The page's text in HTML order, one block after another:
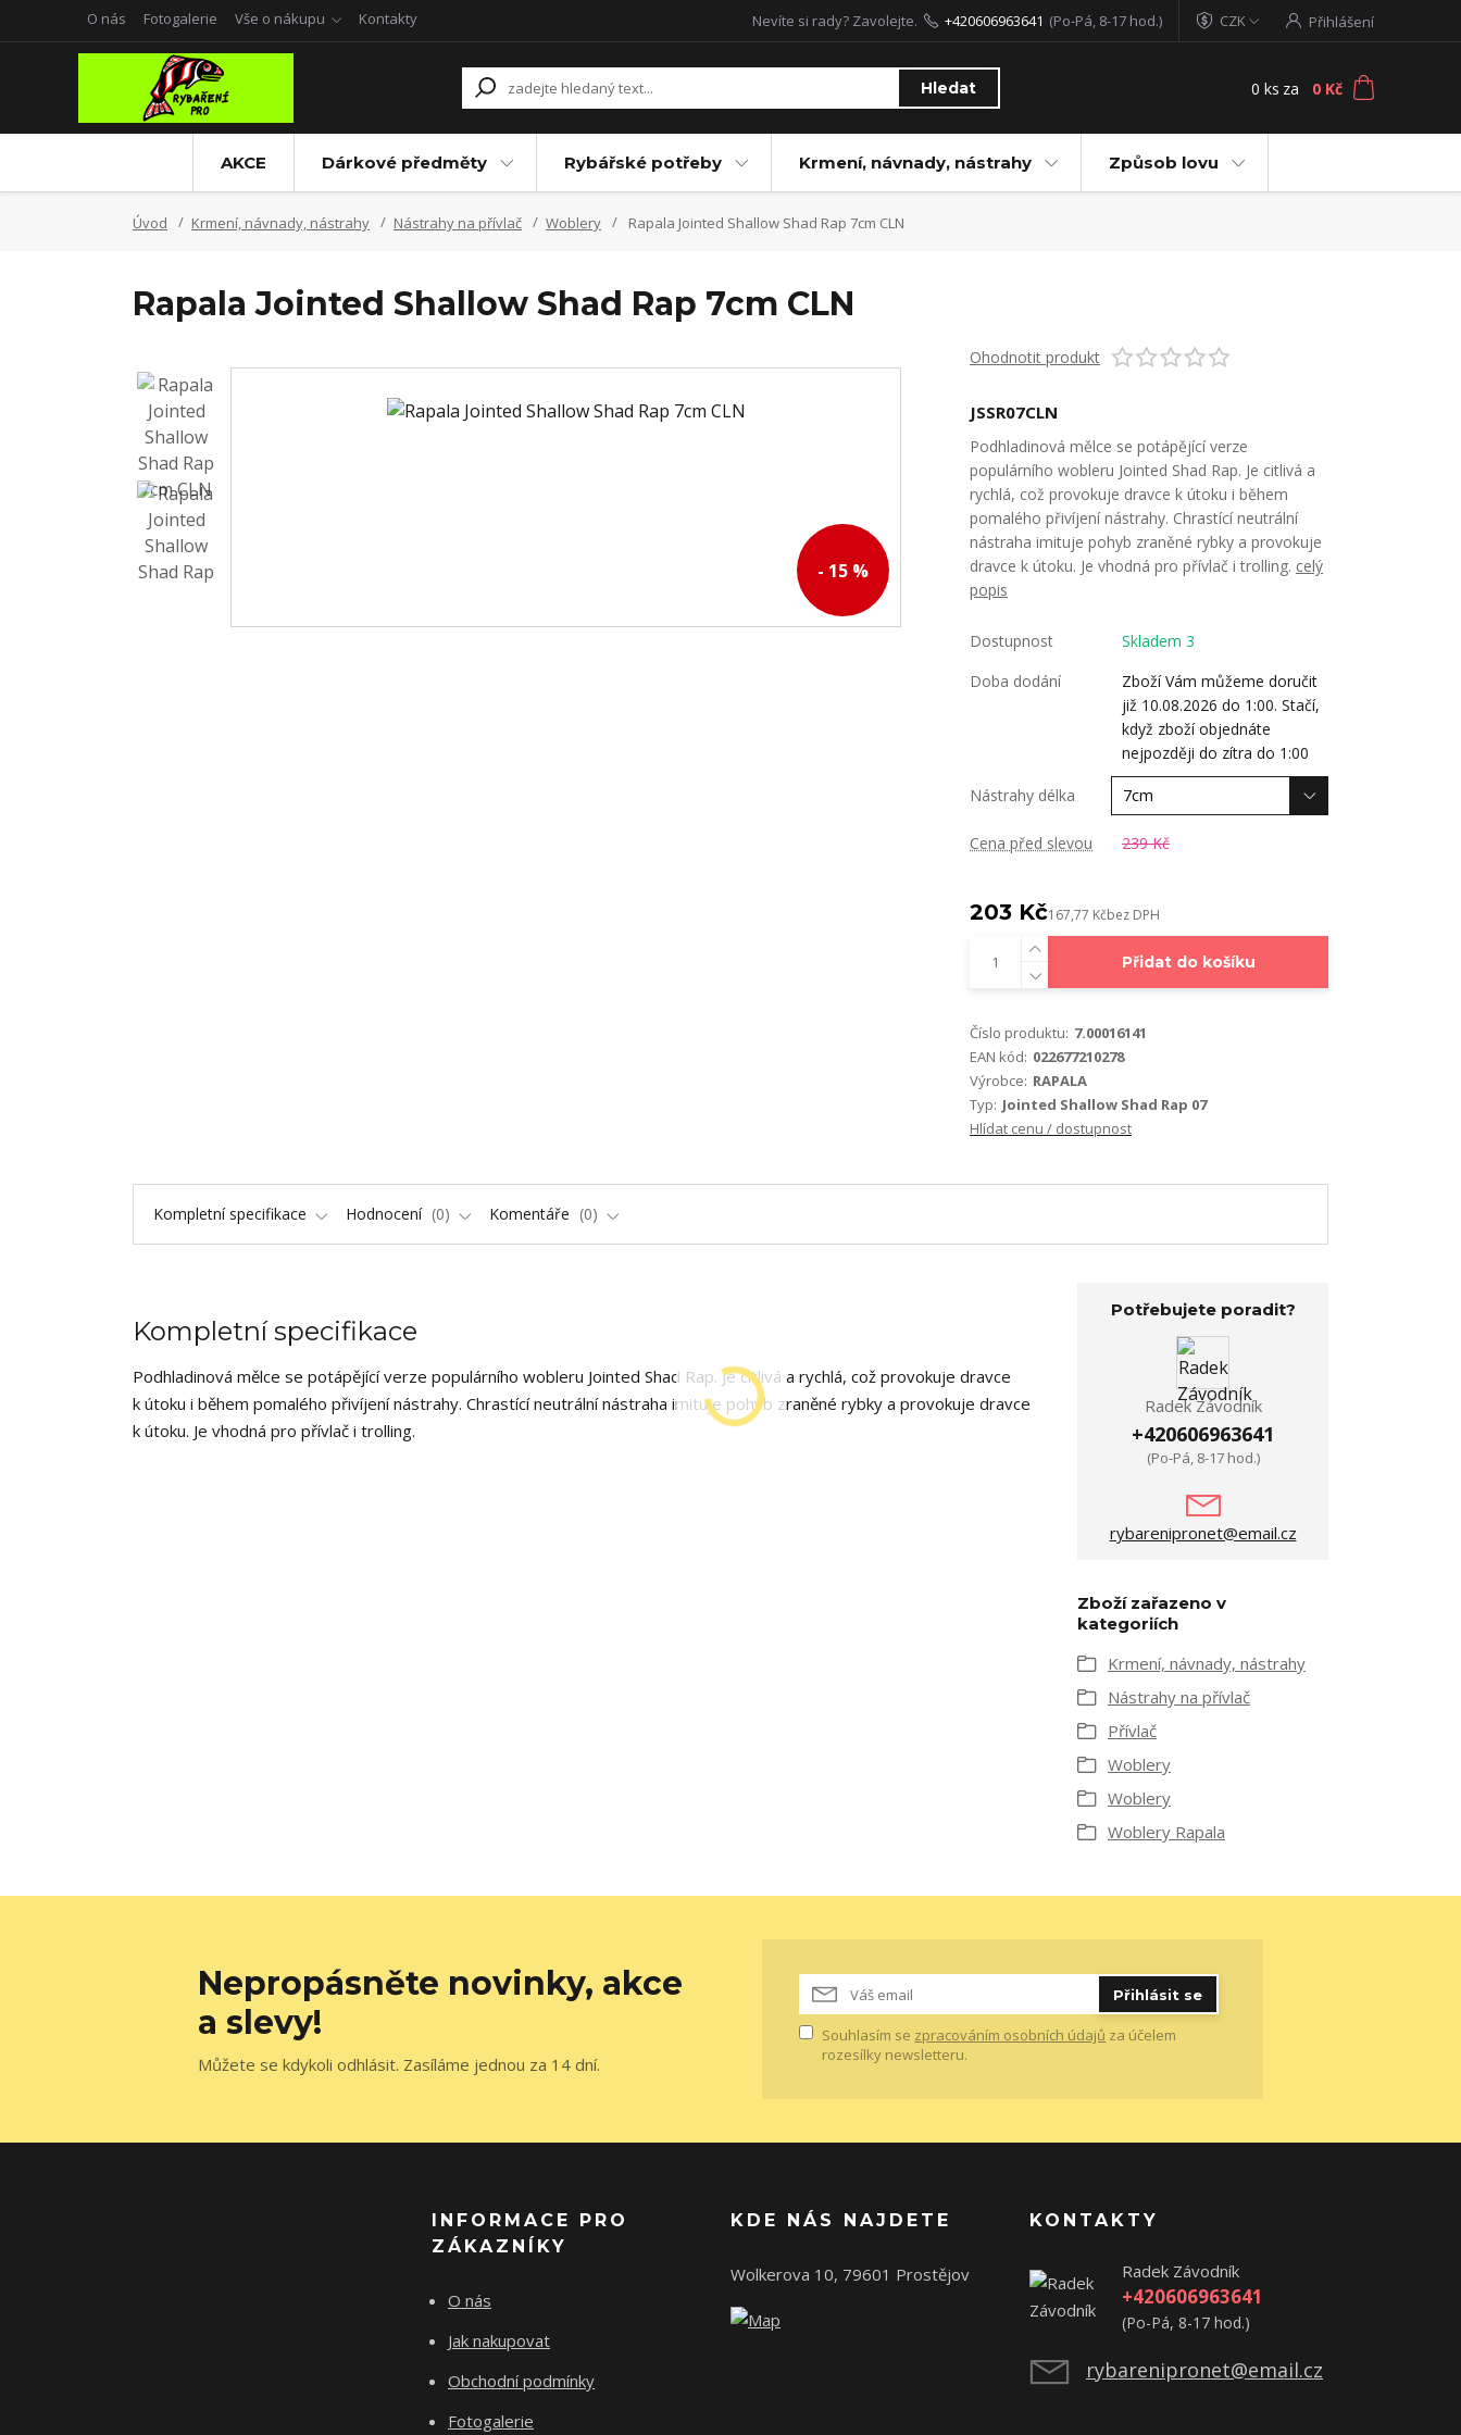
O nás Fotogalerie Vše o nákupu Kontakty CZK Přihlášení
Hledat
Nevíte si rady? Zavolejte. +420606963641 (Po-Pá, 8-17 hod.)
0 ks za 0 Kč
AKCE Dárkové předměty Rybářské potřeby Krmení, návnady, nástrahy Způsob lovu
Úvod Krmení, návnady, nástrahy Nástrahy na přívlač Woblery Rapala Jointed Shallow Shad Rap 7cm CLN
Rapala Jointed Shallow Shad Rap 7cm CLN
- 15 %
Ohodnotit produkt
JSSR07CLN
Podhladinová mělce se potápějící verze
populárního wobleru Jointed Shad Rap. Je citlivá a
rychlá, což provokuje dravce k útoku i během
pomalého přivíjení nástrahy. Chrastící neutrální
nástraha imituje pohyb zraněné rybky a provokuje
dravce k útoku. Je vhodná pro přívlač i trolling. celý
popis
Dostupnost
Skladem 3
Doba dodání
Zboží Vám můžeme doručit
již 10.08.2026 do 1:00. Stačí,
když zboží objednáte
nejpozději do zítra do 1:00
Nástrahy délka
Cena před slevou 239 Kč
203 Kč167,77 Kčbez DPH
Přidat do košíku
Číslo produktu: 7.00016141
EAN kód: 022677210278
Výrobce: RAPALA
Typ: Jointed Shallow Shad Rap 07
Hlídat cenu / dostupnost
Kompletní specifikace Hodnocení 0 Komentáře 0
Kompletní specifikace
Podhladinová mělce se potápějící verze populárního wobleru Jointed Shad Rap. Je citlivá a rychlá, což provokuje dravce
k útoku i během pomalého přivíjení nástrahy. Chrastící neutrální nástraha imituje pohyb zraněné rybky a provokuje dravce
k útoku. Je vhodná pro přívlač i trolling.
Potřebujete poradit?
Radek Závodník
+420606963641
(Po-Pá, 8-17 hod.)
rybarenipronet@email.cz
Zboží zařazeno v
kategoriích
Krmení, návnady, nástrahy
Nástrahy na přívlač
Přívlač
Woblery
Woblery
Woblery Rapala
Nepropásněte novinky, akce
a slevy!
Můžete se kdykoli odhlásit. Zasíláme jednou za 14 dní.
Přihlásit se
Souhlasím se zpracováním osobních údajů za účelem
rozesílky newsletteru.
INFORMACE PRO
ZÁKAZNÍKY
O nás
Jak nakupovat
Obchodní podmínky
Fotogalerie
KDE NÁS NAJDETE
Wolkerova 10, 79601 Prostějov
KONTAKTY
Radek Závodník
+420606963641
(Po-Pá, 8-17 hod.)
rybarenipronet@email.cz